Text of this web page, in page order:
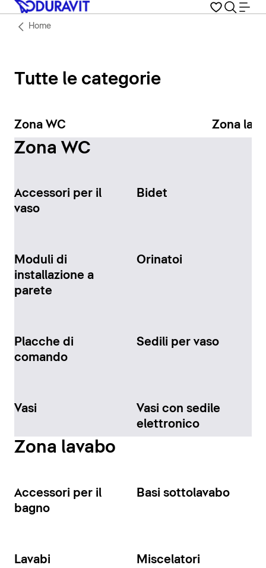
Home
Tutte le categorie
Zona WC Zona
Zona WC
Accessori per il
vaso
Bidet
Moduli di
installazione a
parete
Orinatoi
Placche di
comando
Sedili per vaso
Vasi
Vasi con sedile
elettronico
Zona lavabo
Accessori per il
bagno
Basi sottolavabo
Lavabi
Miscelatori